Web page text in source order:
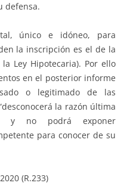
defensa.
único e idóneo, para
la inscripción es el de la
Ley Hipotecaria). Por ello
en el posterior informe
o legitimado de las
la razón última
y no podrá exponer
para conocer de su
(R.233)